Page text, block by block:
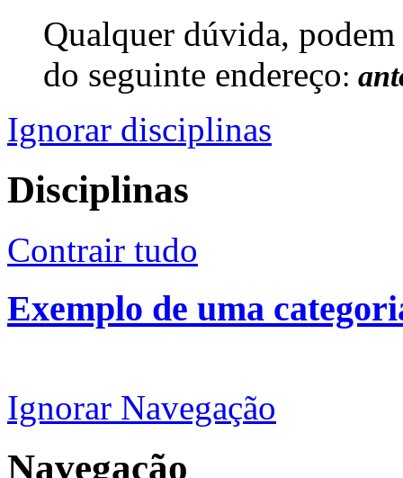
Qualquer dúvida,
do seguinte endereço:
Ignorar disciplinas
Disciplinas
Contrair tudo
Exemplo de uma
Ignorar Navegação
Navegação